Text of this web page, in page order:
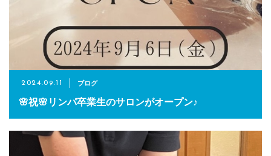
2024.09.11 ブログ
🌸祝🌸リンパ卒業生のサロンがオープン♪